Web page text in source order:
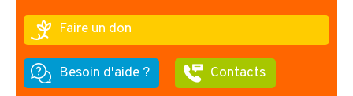
Faire un don
Besoin d'aide ? Contacts